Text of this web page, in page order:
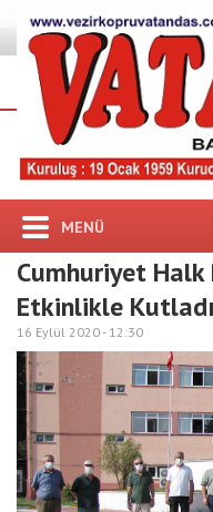
MENÜ
Cumhuriyet Halk
Etkinlikle Kutladı
16 Eylül 2020 - 12:30